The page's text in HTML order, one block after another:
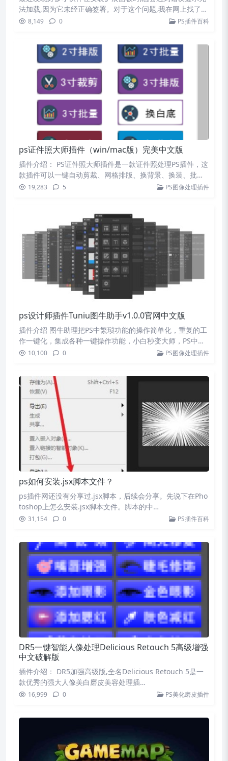
法加载,因为它未经正确签署。对于这个问题,我在网上找了
一…8,149 0 PS插件百科
ps证件照大师插件（win/mac版）完美中文版
插件介绍： PS证件照大师插件是一款证件照处理PS插件，这
款插件可以一键自动剪裁、网格排版、换背景、换装、批
量…19,283 5 PS图像处理插件
ps设计师插件Tuniu图牛助手v1.0.0官网中文版
插件介绍 图牛助理把PS中繁琐功能的操作简单化，重复的工
作一键化，集成各种一键操作功能，小白秒变大师，PS中
一…10,100 0 PS图像处理插件
ps如何安装.jsx脚本文件？
ps插件网还没有分享过.jsx脚本，后续会分享。先说下在Pho
toshop上怎么安装.jsx脚本文件。脚本的中…
31,154 0 PS插件百科
DR5一键智能人像处理Delicious Retouch 5高级增强
中文破解版
插件介绍： DR5加强高级版,全名Delicious Retouch 5是一
款优秀的强大人像美白磨皮美容处理插…
16,999 0 PS美化磨皮插件